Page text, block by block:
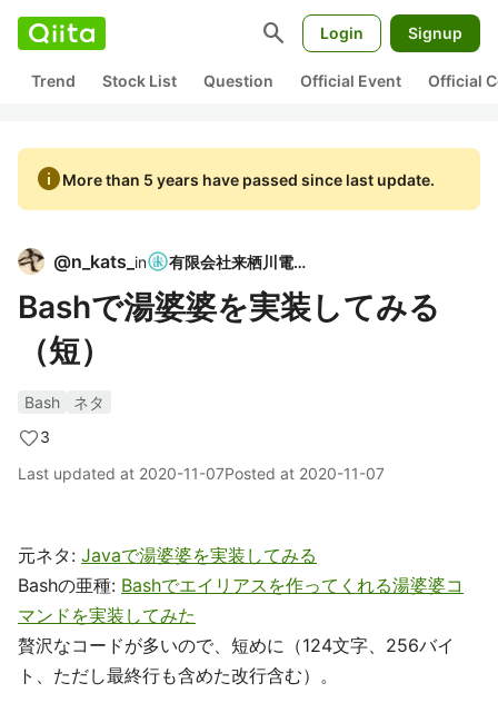
search Login Signup
Trend Stock List Question Official Event Official
infoMore than 5 years have passed since last update.
@n_kats_ in 有限会社来栖川電算
Bashで湯婆婆を実装してみる
（短）
Bash
ネタ
3
Last updated at 2020-11-07Posted at 2020-11-07
元ネタ: Javaで湯婆婆を実装してみる
Bashの亜種: Bashでエイリアスを作ってくれる湯婆婆コ
マンドを実装してみた
贅沢なコードが多いので、短めに（124文字、256バイ
ト、ただし最終行も含めた改行含む）。